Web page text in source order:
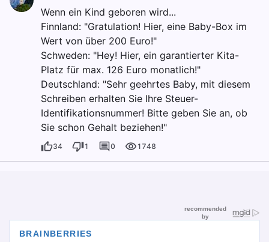
Wenn ein Kind geboren wird...
Finnland: "Gratulation! Hier, eine Baby-Box im
Wert von über 200 Euro!"
Schweden: "Hey! Hier, ein garantierter Kita-
Platz für max. 126 Euro monatlich!"
Deutschland: "Sehr geehrtes Baby, mit diesem
Schreiben erhalten Sie Ihre Steuer-
Identifikationsnummer! Bitte geben Sie an, ob
Sie schon Gehalt beziehen!"
34 1 0 1748